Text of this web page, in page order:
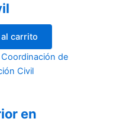
carrito
en